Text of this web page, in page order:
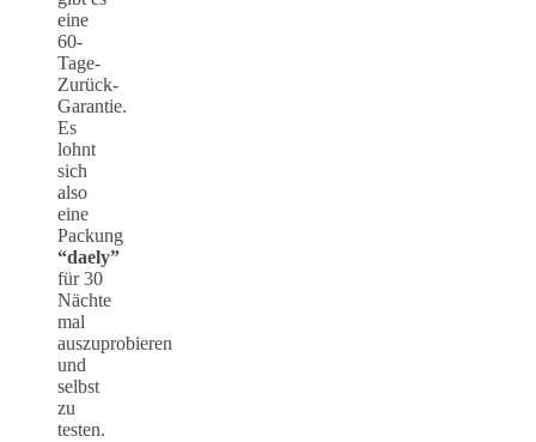
eine
60-
Tage-
Zurück-
Garantie.
Es
lohnt
sich
also
eine
Packung
“daely”
für 30
Nächte
mal
auszuprobieren
und
selbst
zu
testen.